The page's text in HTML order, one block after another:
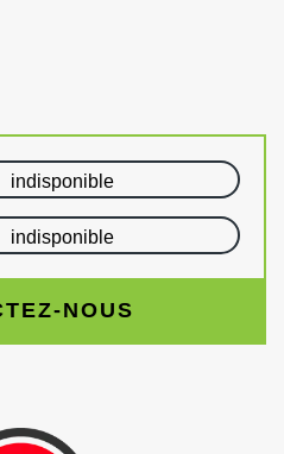
indisponible
indisponible
NOUS